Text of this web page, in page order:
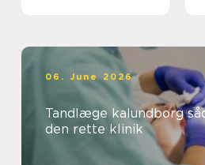
06. June 2026
Tandlæge kalundborg sådan vælger du
den rette klinik